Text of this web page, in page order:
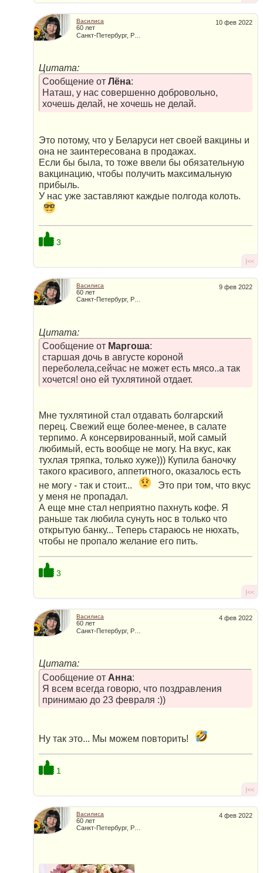
10 фев 2022
Василиса
60 лет
Цитата:
Сообщение от Лёна:
Наташ, у нас совершенно добровольно,
хочешь делай, не хочешь не делай.
Это потому, что у Беларуси нет своей вакцины и
она не заинтересована в продажах.
Если бы была, то тоже ввели бы обязательную
вакцинацию, чтобы получить максимальную
прибыль.
У нас уже заставляют каждые полгода колоть.
3
|<<
9 фев 2022
Василиса
60 лет
Цитата:
Сообщение от Маргоша:
старшая дочь в августе короной
переболела,сейчас не может есть мясо..а так
хочется! оно ей тухлятиной отдает.
Мне тухлятиной стал отдавать болгарский
перец. Свежий еще более-менее, в салате
терпимо. А консервированный, мой самый
любимый, есть вообще не могу. На вкус, как
тухлая тряпка, только хуже))) Купила баночку
такого красивого, аппетитного, оказалось есть
не могу - так и стоит...
Это при том, что вкус
у меня не пропадал.
А еще мне стал неприятно пахнуть кофе. Я
раньше так любила сунуть нос в только что
открытую банку... Теперь стараюсь не нюхать,
чтобы не пропало желание его пить.
3
|<<
4 фев 2022
Василиса
60 лет
Цитата:
Сообщение от Анна:
Я всем всегда говорю, что поздравления
принимаю до 23 февраля :))
Ну так это... Мы можем повторить!
1
|<<
4 фев 2022
Василиса
60 лет